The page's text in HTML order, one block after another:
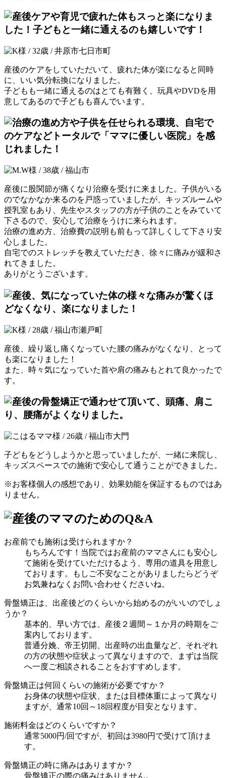
産後のケアをしていただいて、疲れた体が楽になると同時
に、いい気分転換になりました。
子どもも一緒に通えるのはとても有難く、玩具やDVDを用
意してあるので子どもも喜んでいます。
産後に股関節が痛くなり治療を受けに来ました。子供がいる
のでなかなか来るのを戸惑っていましたが、キッズルームや
授乳室もあり、先生やスタッフの方が子供のことをみていて
下さるので、安心して治療をうけに来られます。
治療の進め方、治療費の説明も前もって詳しくして下さり安
心しました。
自宅でのストレッチを教えていただき、徐々に痛みが緩和さ
れてきました。
ありがとうございます。
産後、繰り返し痛くなっていた腰の痛みがなくなり、とって
も楽になりました！
また、時々気になっていた首や肩の痛みもとれて良かったで
す。
子どもをどうしようかと思っていましたが、一緒に来院し、
キッズスペースでの施術で安心して通うことができました。
※お客様個人の感想であり、効果効能を保証するものではあ
りません。
お産前でも施術は受けられますか？
もちろんです！当院ではお産前のママさんにも安心し
て施術を受けていただけるよう、専用の道具を用意し
ております。もしご不安なことがありましたらどうぞ
お気兼ねなくお問い合わせくださいね。
骨盤矯正は、出産後どのくらいから始めるのがいいのでしょ
うか？
基本的、早い方では、産後２週間～１か月の時期をご
案内しております。
普通分娩、帝王切開、出産時の出血量など、それぞれ
の方の状態や症状よって異なりますので、まずは当院
へ一度ご相談されることをおすすめします。
骨盤矯正は何回くらいの施術が必要ですか？
お身体の状態や症状、または目標体重によって異なり
ますが、通常10回～18回程度が目安となります。
施術料金はどのくらいですか？
通常5000円/回ですが、初回は3980円で受けて頂けま
す。
骨盤矯正の時に痛みはありますか？
骨盤矯正の際の痛みはありません。